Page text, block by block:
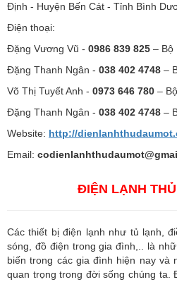
Định - Huyện Bến Cát - Tỉnh Bình
Điện thoại:
Đặng Vương Vũ - 0986 839 825 – Bộ
Đặng Thanh Ngân - 038 402 4748 –
Võ Thị Tuyết Anh - 0973 646 780 –
Đặng Thanh Ngân - 038 402 4748 –
Website: http://dienlanhthudaumot.
Email:
ĐIỆN LẠNH
Các thiết bị điện lạnh như tủ lạnh,
sóng, đồ điện trong gia đình,.. là
biến trong các gia đình hiện nay và
quan trọng trong đời sống chúng ta.